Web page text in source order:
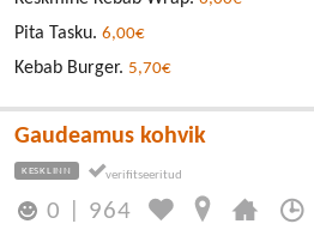
Pita Tasku. 6,00€
Kebab Burger. 5,70€
Gaudeamus kohvik
KESKLINN
0 964